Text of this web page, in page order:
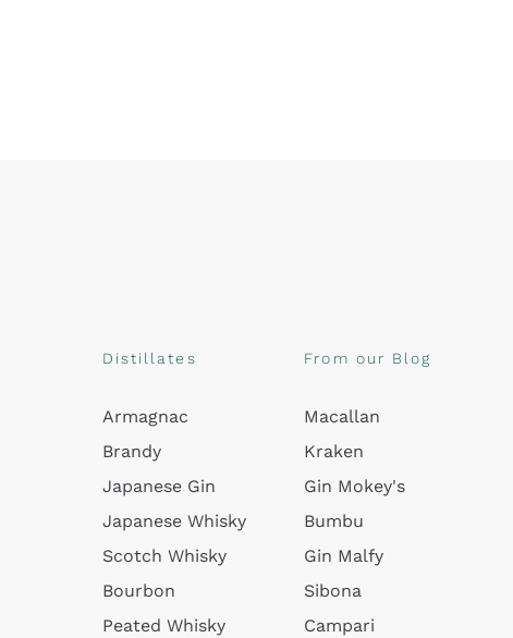
Distillates
Armagnac
Brandy
Japanese Gin
Japanese Whisky
Scotch Whisky
Bourbon
Peated Whisky
From our Blog
Macallan
Kraken
Gin Mokey's
Bumbu
Gin Malfy
Sibona
Campari